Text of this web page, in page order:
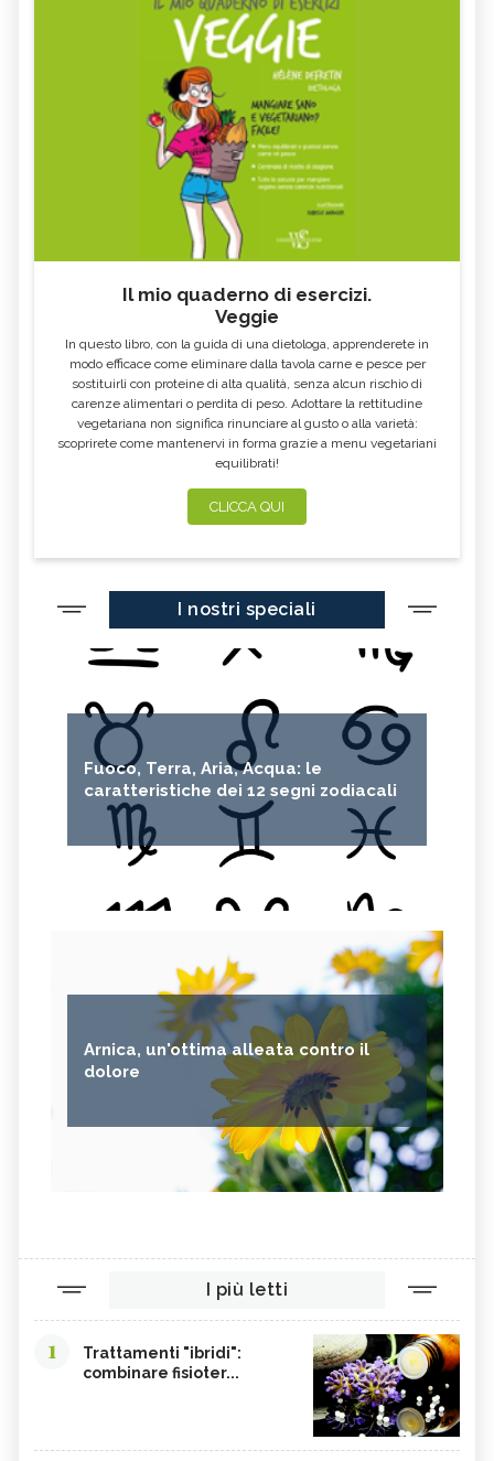
Il mio quaderno di esercizi.
Veggie
In questo libro, con la guida di una dietologa, apprenderete in
modo efficace come eliminare dalla tavola carne e pesce per
sostituirli con proteine di alta qualità, senza alcun rischio di
carenze alimentari o perdita di peso. Adottare la rettitudine
vegetariana non significa rinunciare al gusto o alla varietà:
scoprirete come mantenervi in forma grazie a menu vegetariani
equilibrati!
CLICCA QUI
I nostri speciali
Fuoco, Terra, Aria, Acqua: le
caratteristiche dei 12 segni zodiacali
Arnica, un'ottima alleata contro il
dolore
I più letti
1
Trattamenti "ibridi":
combinare fisioter...